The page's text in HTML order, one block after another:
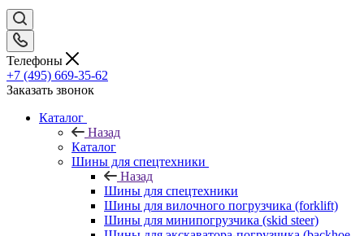
Телефоны
+7 (495) 669-35-62
Заказать звонок
Каталог
Назад
Каталог
Шины для спецтехники
Назад
Шины для спецтехники
Шины для вилочного погрузчика (forklift)
Шины для минипогрузчика (skid steer)